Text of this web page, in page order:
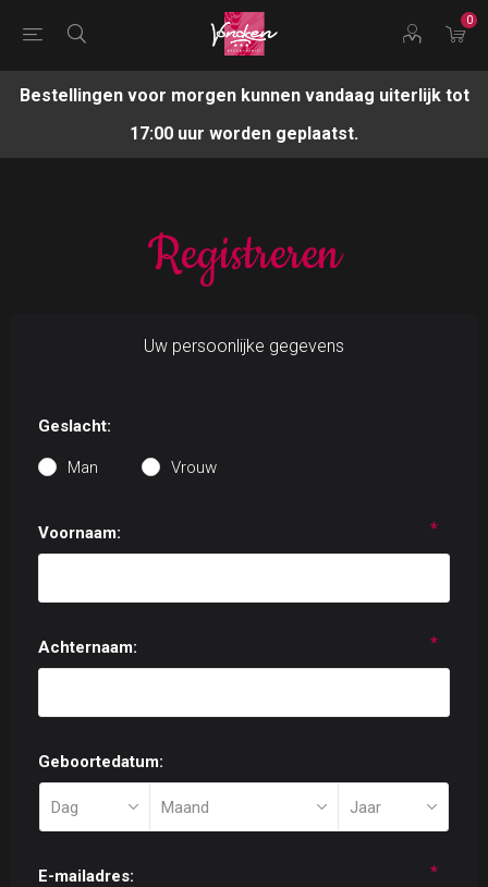
0
Bestellingen voor morgen kunnen vandaag uiterlijk tot
17:00 uur worden geplaatst.
Registreren
Uw persoonlijke gegevens
Geslacht:
Man Vrouw
Voornaam: *
Achternaam: *
Geboortedatum:
E-mailadres: *